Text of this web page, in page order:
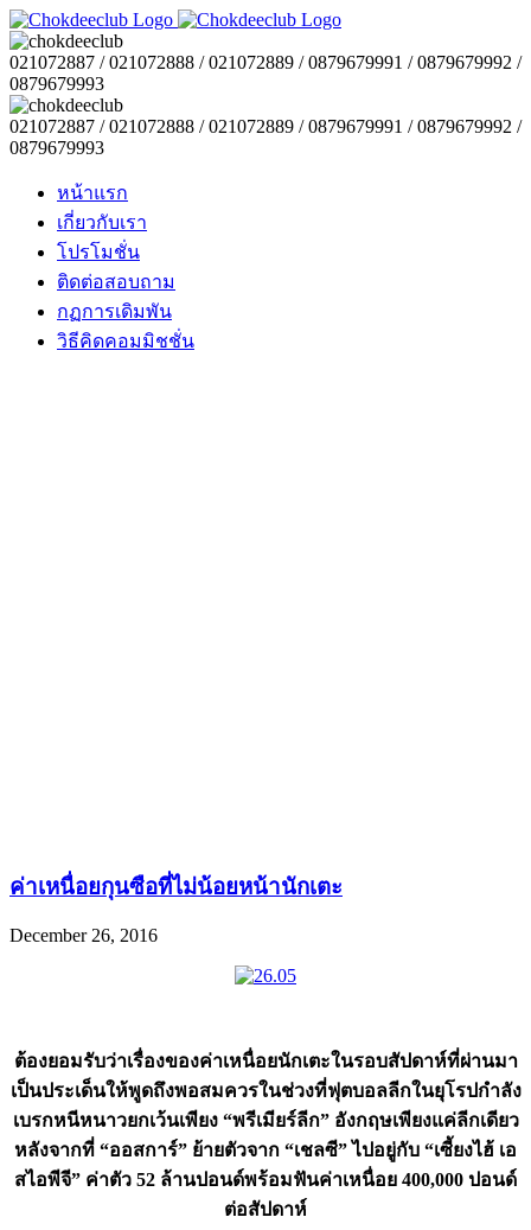
021072887 / 021072888 / 021072889 / 0879679991 / 0879679992 /
0879679993
021072887 / 021072888 / 021072889 / 0879679991 / 0879679992 /
0879679993
หน้าแรก
เกี่ยวกับเรา
โปรโมชั่น
ติดต่อสอบถาม
กฏการเดิมพัน
วิธีคิดคอมมิชชั่น
ค่าเหนื่อยกุนซือที่ไม่น้อยหน้านักเตะ
December 26, 2016
ต้องยอมรับว่าเรื่องของค่าเหนื่อยนักเตะในรอบสัปดาห์ที่ผ่านมา
เป็นประเด็นให้พูดถึงพอสมควรในช่วงที่ฟุตบอลลีกในยุโรปกำลัง
เบรกหนีหนาวยกเว้นเพียง “พรีเมียร์ลีก” อังกฤษเพียงแค่ลีกเดียว
หลังจากที่ “ออสการ์” ย้ายตัวจาก “เชลซี” ไปอยู่กับ “เซี้ยงไฮ้ เอ
สไอพีจี” ค่าตัว 52 ล้านปอนด์พร้อมฟันค่าเหนื่อย 400,000 ปอนด์
ต่อสัปดาห์